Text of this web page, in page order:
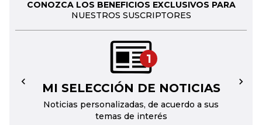
CONOZCA LOS BENEFICIOS EXCLUSIVOS PARA
NUESTROS SUSCRIPTORES
1
MI SELECCIÓN DE NOTICIAS
Noticias personalizadas, de acuerdo a sus
temas de interés
← →